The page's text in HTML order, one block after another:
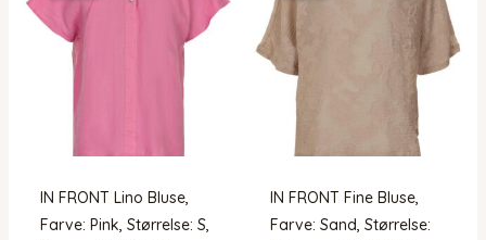
IN FRONT Lino Bluse,
Farve: Pink, Størrelse: S,
IN FRONT Fine Bluse,
Farve: Sand, Størrelse: